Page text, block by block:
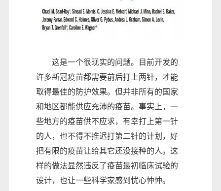
这是一个很现实的问题。目前开发的
许多新冠疫苗都需要前后打上两针，才能
取得最佳的防护效果。但并非所有的国家
和地区都能供应充沛的疫苗。事实上，一
些地方的疫苗供不应求，有幸打上第一针
的人，也不得不推迟打第二针的计划，好
把有限的疫苗让给其它还没接种的人。这
样的做法显然违反了疫苗最初临床试验的
设计，也让一些科学家感到忧心忡忡。